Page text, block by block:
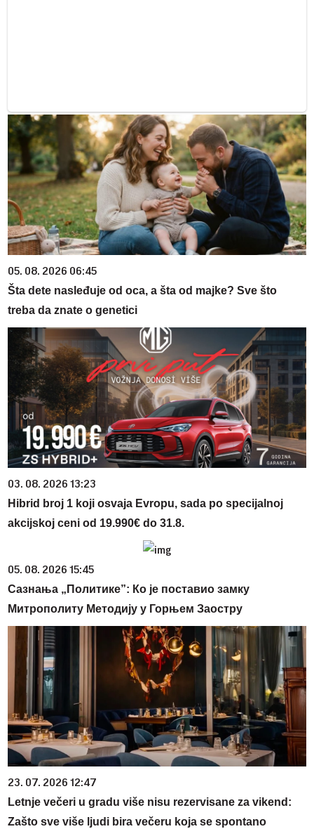
05. 08. 2026 06:45
Šta dete nasleđuje od oca, a šta od majke? Sve što
treba da znate o genetici
03. 08. 2026 13:23
Hibrid broj 1 koji osvaja Evropu, sada po specijalnoj
akcijskoj ceni od 19.990€ do 31.8.
05. 08. 2026 15:45
Сазнања „Политике”: Ко је поставио замку
Митрополиту Методију у Горњем Заостру
23. 07. 2026 12:47
Letnje večeri u gradu više nisu rezervisane za vikend:
Zašto sve više ljudi bira večeru koja se spontano